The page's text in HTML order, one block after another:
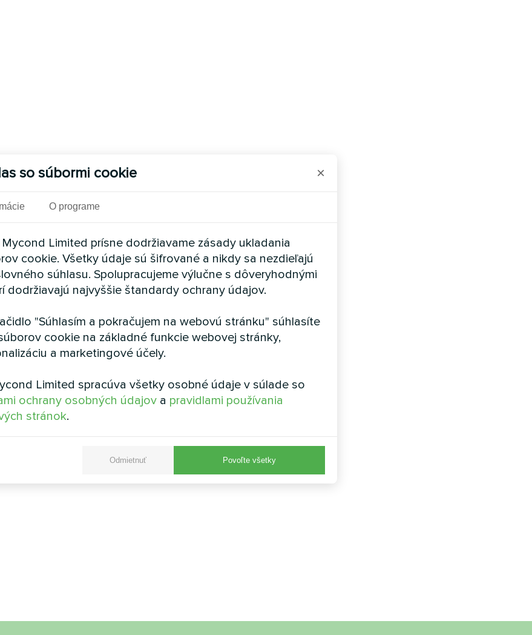
so súbormi cookie ×
O programe
Limited prísne dodržiavame zásady ukladania
cookie. Všetky údaje sú šifrované a nikdy sa nezdieľajú
súhlasu. Spolupracujeme výlučne s dôveryhodnými
dodržiavajú najvyššie štandardy ochrany údajov.
"Súhlasím a pokračujem na webovú stránku" súhlasíte
cookie na základné funkcie webovej stránky,
a marketingové účely.
Limited spracúva všetky osobné údaje v súlade so
ochrany osobných údajov a pravidlami používania
stránok.
Odmietnuť Povoľte všetky